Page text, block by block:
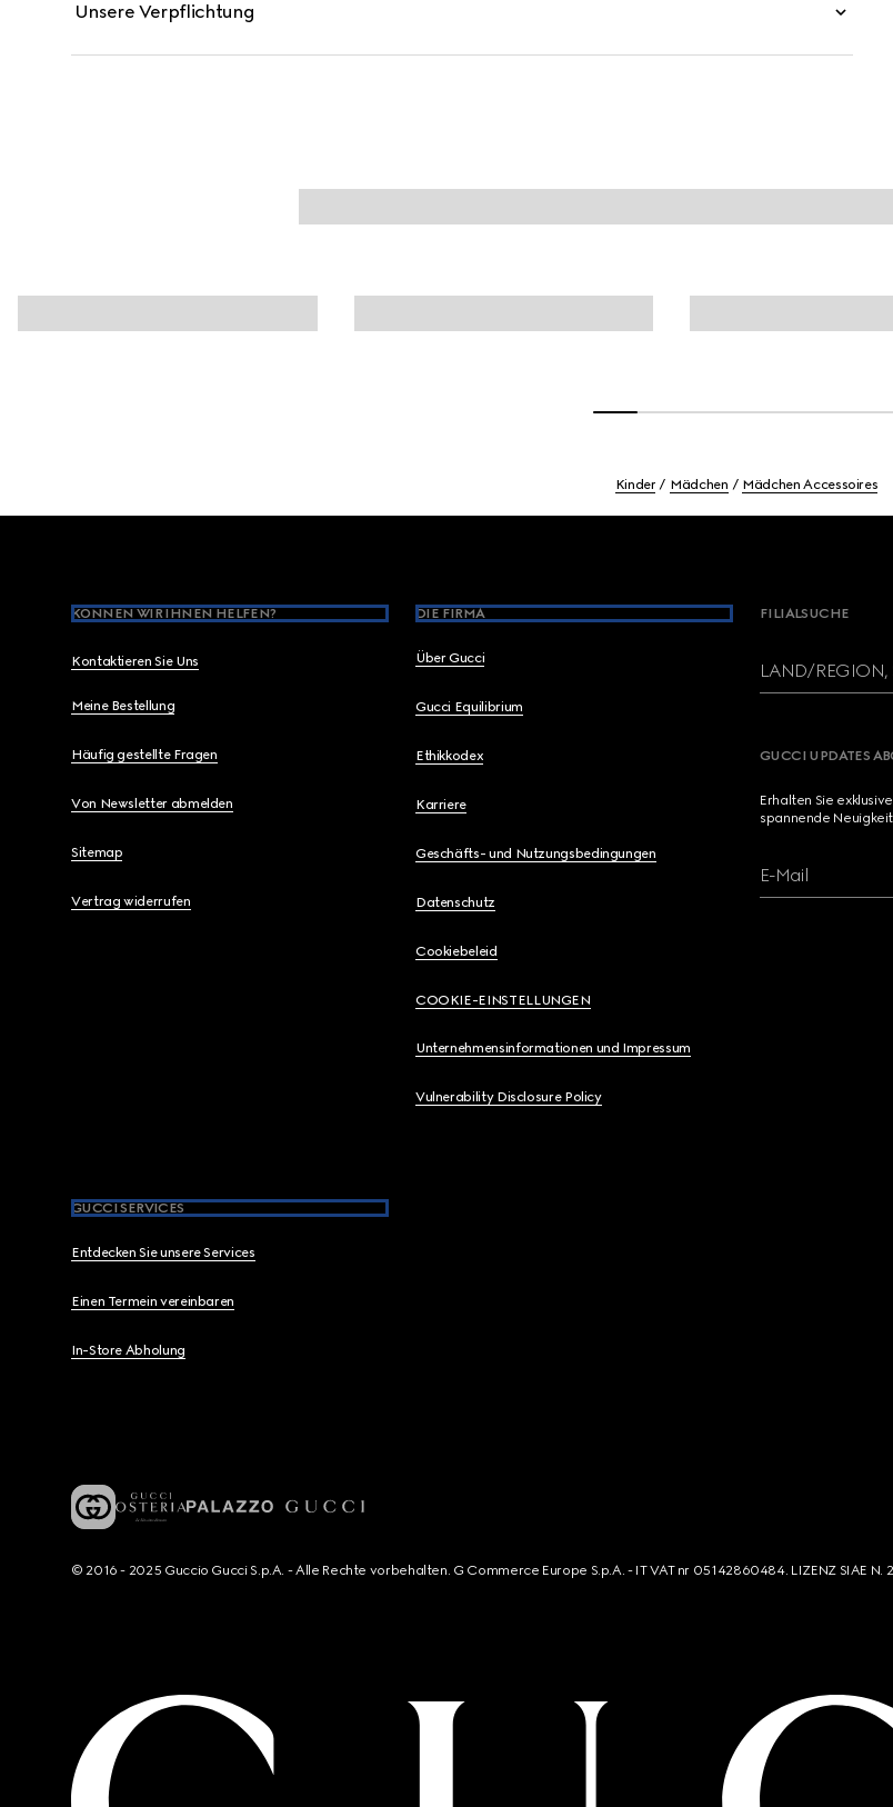
Unsere Verpflichtung
Kinder Mädchen Mädchen Accessoires
KÖNNEN WIR IHNEN HELFEN?
Kontaktieren Sie Uns
Meine Bestellung
Häufig gestellte Fragen
Von Newsletter abmelden
Sitemap
Vertrag widerrufen
DIE FIRMA
Über Gucci
Gucci Equilibrium
Ethikkodex
Karriere
Geschäfts- und Nutzungsbedingungen
Datenschutz
Cookiebeleid
COOKIE-EINSTELLUNGEN
Unternehmensinformationen und Impressum
Vulnerability Disclosure Policy
GUCCI SERVICES
Entdecken Sie unsere Services
Einen Termein vereinbaren
In-Store Abholung
FILIALSUCHE
LAND/REGION,
GUCCI UPDATES
Erhalten Sie
spannende
E-Mail
© 2016 - 2025 Guccio Gucci S.p.A. - Alle Rechte vorbehalten. G Commerce Europe S.p.A. - IT VAT nr 05142860484. LIZENZ SIAE